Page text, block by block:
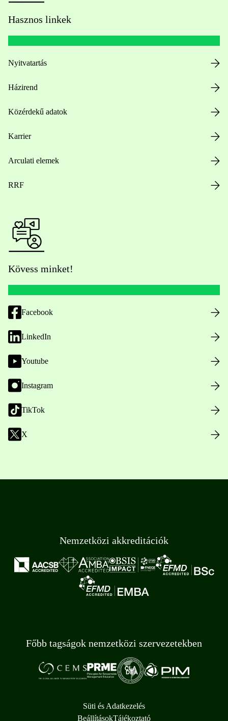
Hasznos linkek
Nyitvatartás
Házirend
Közérdekű adatok
Karrier
Arculati elemek
RRF
Kövess minket!
Facebook
LinkedIn
Youtube
Instagram
TikTok
X
Nemzetközi akkreditációk
Főbb tagságok nemzetközi szervezetekben
Süti és Adatkezelés
BeállításokTájékoztató